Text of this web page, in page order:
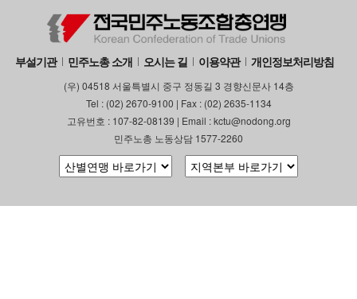
부설기관 민주노총 소개 오시는 길 이용약관 개인정보처리방침
(우) 04518 서울특별시 중구 정동길 3 경향신문사 14층
Tel : (02) 2670-9100 | Fax : (02) 2635-1134
고유번호 : 107-82-08139 | Email : kctu@nodong.org
민주노총 노동상담 1577-2260